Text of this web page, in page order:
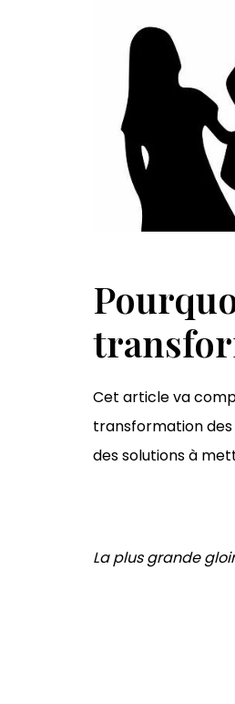
Cet article va
transformation
des solutions à
La plus grande
Nelson